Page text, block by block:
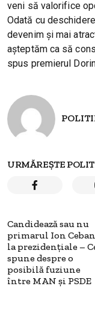
veni să valorifice
Odată cu
devenim și mai
așteptăm ca să
spus premierul
URMĂREȘTE
Candidează sau nu
primarul Ion Ceban
la prezidențiale –
spune despre o
posibilă fuziune
între MAN și PSDE